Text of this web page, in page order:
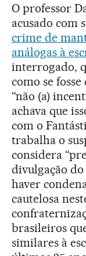
O professor
acusado com
crime de
análogas à
interrogado,
como se
“não (a)
achava que
com o
trabalha o
considera
divulgação do
haver
cautelosa
brasileiros
similares à